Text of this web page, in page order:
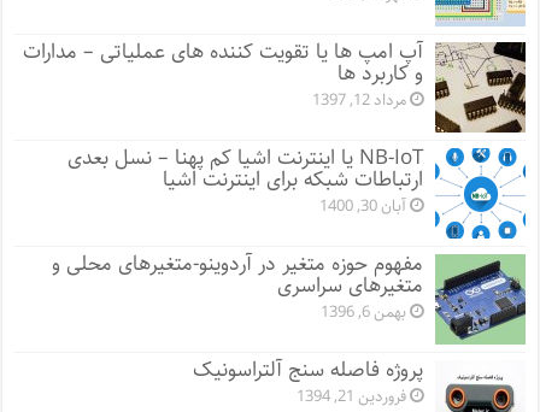
آپ امپ ها یا تقویت کننده های عملیاتی – مدارات
و کاربرد ها
مرداد 12, 1397
NB-IoT یا اینترنت اشیا کم پهنا – نسل بعدی
ارتباطات شبکه برای اینترنت اشیا
آبان 30, 1400
مفهوم حوزه متغیر در آردوینو-متغیرهای محلی و
متغیرهای سراسری
بهمن 6, 1396
پروژه فاصله سنج آلتراسونیک
فروردین 21, 1394